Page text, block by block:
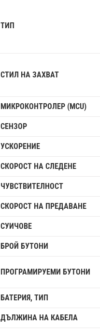
ТИП
СТИЛ НА ЗАХВАТ
МИКРОКОНТРОЛЕР (MCU)
СЕНЗОР
УСКОРЕНИЕ
СКОРОСТ НА СЛЕДЕНЕ
ЧУВСТВИТЕЛНОСТ
СКОРОСТ НА ПРЕДАВАНЕ
СУИЧОВЕ
БРОЙ БУТОНИ
ПРОГРАМИРУЕМИ БУТОНИ
БАТЕРИЯ, ТИП
ДЪЛЖИНА НА КАБЕЛА